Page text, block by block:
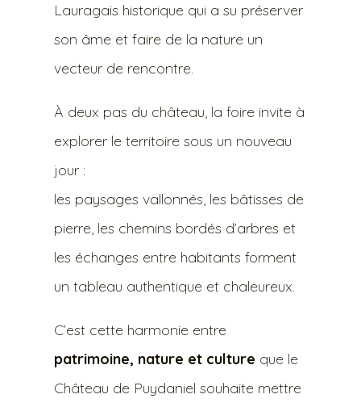
Lauragais historique qui a su préserver
son âme et faire de la nature un
vecteur de rencontre.
À deux pas du château, la foire invite à
explorer le territoire sous un nouveau
jour :
les paysages vallonnés, les bâtisses de
pierre, les chemins bordés d’arbres et
les échanges entre habitants forment
un tableau authentique et chaleureux.
C’est cette harmonie entre
patrimoine, nature et culture que le
Château de Puydaniel souhaite mettre